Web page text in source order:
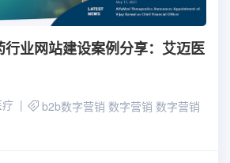
行业网站建设案例分享：艾迈医
b2b数字营销 数字营销 数字营销